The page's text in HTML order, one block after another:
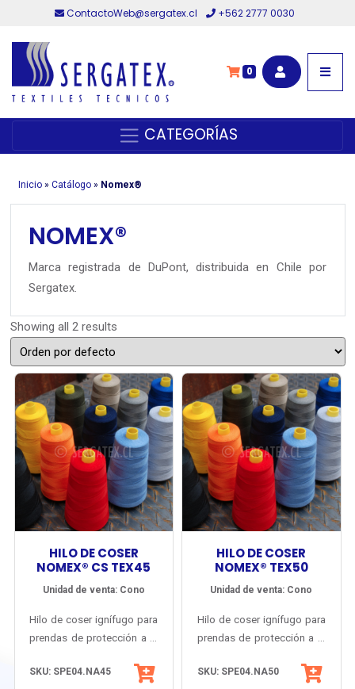
ContactoWeb@sergatex.cl +562 2777 0030
0
CATEGORÍAS
Inicio» Catálogo» Nomex®
NOMEX®
Marca registrada de DuPont, distribuida en Chile por
Sergatex.
Showing all 2 results
HILO DE COSER
NOMEX® CS TEX45
Unidad de venta: Cono
Hilo de coser ignífugo para
prendas de protección a la
mecánica mejorada y
SKU: SPE04.NA45
HILO DE COSER
NOMEX® TEX50
Unidad de venta: Cono
Hilo de coser ignífugo para
prendas de protección a la
certificado en U.S.A. en
SKU: SPE04.NA50